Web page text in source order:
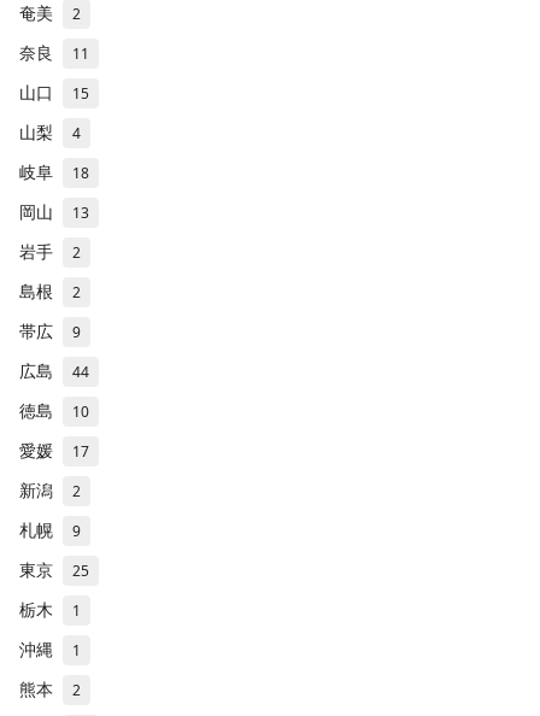
奄美 2
奈良 11
山口 15
山梨 4
岐阜 18
岡山 13
岩手 2
島根 2
帯広 9
広島 44
徳島 10
愛媛 17
新潟 2
札幌 9
東京 25
栃木 1
沖縄 1
熊本 2